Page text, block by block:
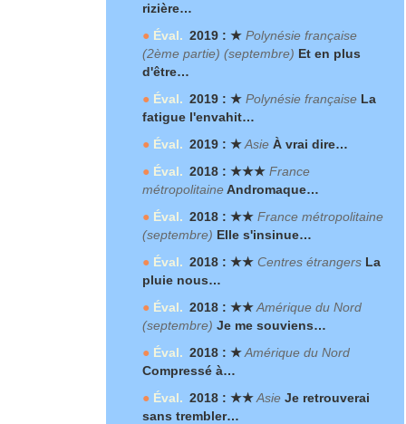
rizière…
● Éval. 2019 : ★ Polynésie française
(2ème partie) (septembre) Et en plus
d'être…
● Éval. 2019 : ★ Polynésie française La
fatigue l'envahit…
● Éval. 2019 : ★Asie À vrai dire…
● Éval. 2018 : ★★★ France
métropolitaineAndromaque…
● Éval. 2018 : ★★ France métropolitaine
(septembre) Elle s'insinue…
● Éval. 2018 : ★★ Centres étrangers La
pluie nous…
● Éval. 2018 : ★★Amérique du Nord
(septembre) Je me souviens…
● Éval. 2018 : ★Amérique du Nord
Compressé à…
● Éval. 2018 : ★★Asie Je retrouverai
sans trembler…